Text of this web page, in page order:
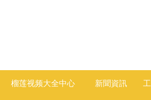
榴莲视频大全中心 新聞資訊